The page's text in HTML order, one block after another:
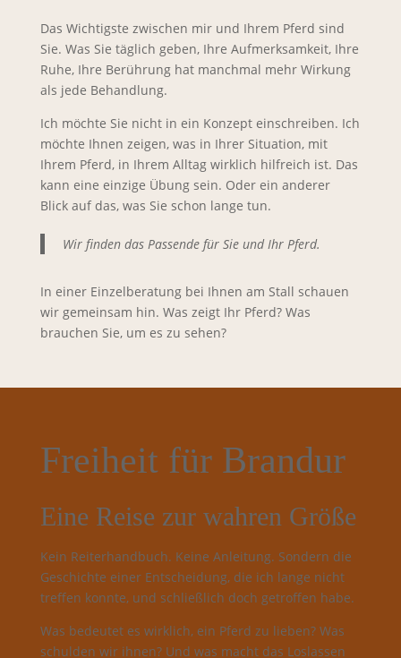
Das Wichtigste zwischen mir und Ihrem Pferd sind
Sie. Was Sie täglich geben, Ihre Aufmerksamkeit, Ihre
Ruhe, Ihre Berührung hat manchmal mehr Wirkung
als jede Behandlung.
Ich möchte Sie nicht in ein Konzept einschreiben. Ich
möchte Ihnen zeigen, was in Ihrer Situation, mit
Ihrem Pferd, in Ihrem Alltag wirklich hilfreich ist. Das
kann eine einzige Übung sein. Oder ein anderer
Blick auf das, was Sie schon lange tun.
Wir finden das Passende für Sie und Ihr Pferd.
In einer Einzelberatung bei Ihnen am Stall schauen
wir gemeinsam hin. Was zeigt Ihr Pferd? Was
brauchen Sie, um es zu sehen?
Freiheit für Brandur
Eine Reise zur wahren Größe
Kein Reiterhandbuch. Keine Anleitung. Sondern die
Geschichte einer Entscheidung, die ich lange nicht
treffen konnte, und schließlich doch getroffen habe.
Was bedeutet es wirklich, ein Pferd zu lieben? Was
schulden wir ihnen? Und was macht das Loslassen